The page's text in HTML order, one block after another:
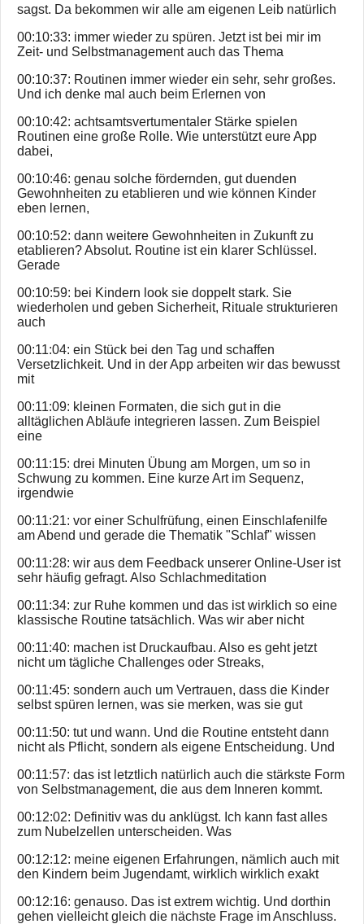
sagst. Da bekommen wir alle am eigenen Leib natürlich
00:10:33: immer wieder zu spüren. Jetzt ist bei mir im
Zeit- und Selbstmanagement auch das Thema
00:10:37: Routinen immer wieder ein sehr, sehr großes.
Und ich denke mal auch beim Erlernen von
00:10:42: achtsamtsvertumentaler Stärke spielen
Routinen eine große Rolle. Wie unterstützt eure App
dabei,
00:10:46: genau solche fördernden, gut duenden
Gewohnheiten zu etablieren und wie können Kinder
eben lernen,
00:10:52: dann weitere Gewohnheiten in Zukunft zu
etablieren? Absolut. Routine ist ein klarer Schlüssel.
Gerade
00:10:59: bei Kindern look sie doppelt stark. Sie
wiederholen und geben Sicherheit, Rituale strukturieren
auch
00:11:04: ein Stück bei den Tag und schaffen
Versetzlichkeit. Und in der App arbeiten wir das bewusst
mit
00:11:09: kleinen Formaten, die sich gut in die
alltäglichen Abläufe integrieren lassen. Zum Beispiel
eine
00:11:15: drei Minuten Übung am Morgen, um so in
Schwung zu kommen. Eine kurze Art im Sequenz,
irgendwie
00:11:21: vor einer Schulfrüfung, einen Einschlafenilfe
am Abend und gerade die Thematik "Schlaf" wissen
00:11:28: wir aus dem Feedback unserer Online-User ist
sehr häufig gefragt. Also Schlachmeditation
00:11:34: zur Ruhe kommen und das ist wirklich so eine
klassische Routine tatsächlich. Was wir aber nicht
00:11:40: machen ist Druckaufbau. Also es geht jetzt
nicht um tägliche Challenges oder Streaks,
00:11:45: sondern auch um Vertrauen, dass die Kinder
selbst spüren lernen, was sie merken, was sie gut
00:11:50: tut und wann. Und die Routine entsteht dann
nicht als Pflicht, sondern als eigene Entscheidung. Und
00:11:57: das ist letztlich natürlich auch die stärkste Form
von Selbstmanagement, die aus dem Inneren kommt.
00:12:02: Definitiv was du anklügst. Ich kann fast alles
zum Nubelzellen unterscheiden. Was
00:12:12: meine eigenen Erfahrungen, nämlich auch mit
den Kindern beim Jugendamt, wirklich wirklich exakt
00:12:16: genauso. Das ist extrem wichtig. Und dorthin
gehen vielleicht gleich die nächste Frage im Anschluss.